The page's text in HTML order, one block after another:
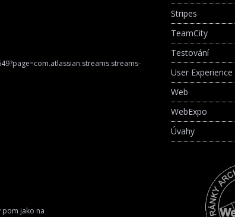
pom jako na
Stripes
TeamCity
Testování
User Experience
Web
WebExpo
Úvahy